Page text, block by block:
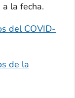
la fecha.
del COVID-
de la